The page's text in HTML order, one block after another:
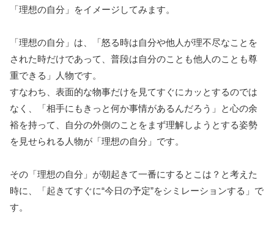
「理想の自分」をイメージしてみます。
「理想の自分」は、「怒る時は自分や他人が理不尽なことを
された時だけであって、普段は自分のことも他人のことも尊
重できる」人物です。
すなわち、表面的な物事だけを見てすぐにカッとするのでは
なく、「相手にもきっと何か事情があるんだろう」と心の余
裕を持って、自分の外側のことをまず理解しようとする姿勢
を見せられる人物が「理想の自分」です。
その「理想の自分」が朝起きて一番にするとこは？と考えた
時に、「起きてすぐに“今日の予定”をシミレーションする」で
す。